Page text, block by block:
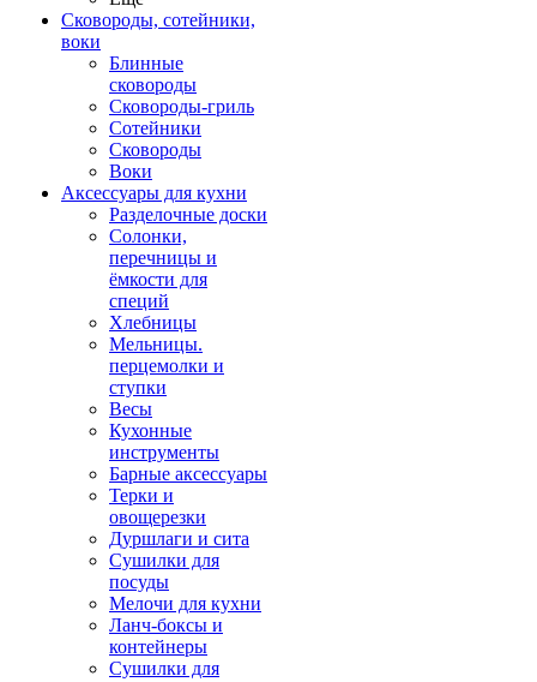
Сковороды, сотейники,
воки
Блинные
сковороды
Сковороды-гриль
Сотейники
Сковороды
Воки
Аксессуары для кухни
Разделочные доски
Солонки,
перечницы и
ёмкости для
специй
Хлебницы
Мельницы.
перцемолки и
ступки
Весы
Кухонные
инструменты
Барные аксессуары
Терки и
овощерезки
Дуршлаги и сита
Сушилки для
посуды
Мелочи для кухни
Ланч-боксы и
контейнеры
Сушилки для